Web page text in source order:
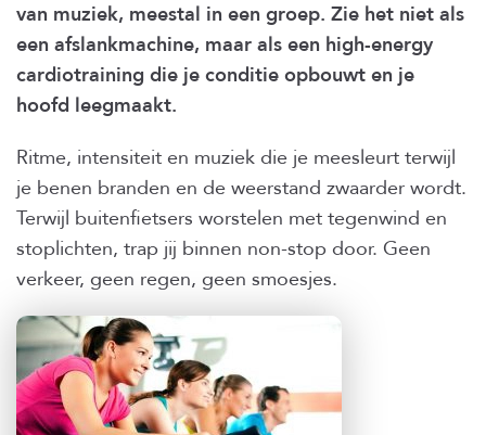
van muziek, meestal in een groep. Zie het niet als
een afslankmachine, maar als een high-energy
cardiotraining die je conditie opbouwt en je
hoofd leegmaakt.
Ritme, intensiteit en muziek die je meesleurt terwijl
je benen branden en de weerstand zwaarder wordt.
Terwijl buitenfietsers worstelen met tegenwind en
stoplichten, trap jij binnen non-stop door. Geen
verkeer, geen regen, geen smoesjes.